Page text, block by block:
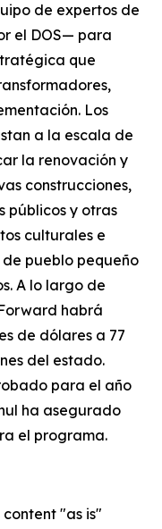
de expertos de
el DOS— para
que
Los
a la escala de
la renovación y
construcciones,
públicos y otras
culturales e
pueblo pequeño
A lo largo de
habrá
de dólares a 77
del estado.
para el año
ha asegurado
el programa.
content "as is"